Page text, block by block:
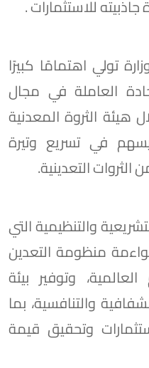
للاستثمارات .
تولي اهتمامًا كبيرًا
العاملة في مجال
هيئة الثروة المعدنية
يسهم في تسريع وتيرة
التعدينية.
والتنظيمية التي
منظومة التعدين
وتوفير بيئة
والتنافسية، بما
وتحقيق قيمة